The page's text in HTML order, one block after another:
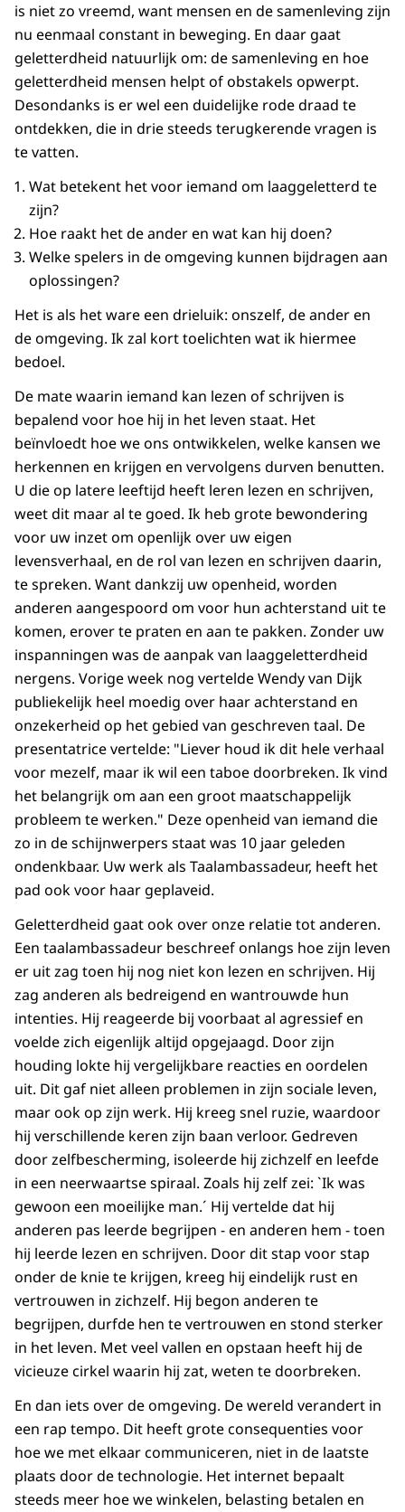
is niet zo vreemd, want mensen en de samenleving zijn
nu eenmaal constant in beweging. En daar gaat
geletterdheid natuurlijk om: de samenleving en hoe
geletterdheid mensen helpt of obstakels opwerpt.
Desondanks is er wel een duidelijke rode draad te
ontdekken, die in drie steeds terugkerende vragen is
te vatten.
Wat betekent het voor iemand om laaggeletterd te
zijn?
Hoe raakt het de ander en wat kan hij doen?
Welke spelers in de omgeving kunnen bijdragen aan
oplossingen?
Het is als het ware een drieluik: onszelf, de ander en
de omgeving. Ik zal kort toelichten wat ik hiermee
bedoel.
De mate waarin iemand kan lezen of schrijven is
bepalend voor hoe hij in het leven staat. Het
beïnvloedt hoe we ons ontwikkelen, welke kansen we
herkennen en krijgen en vervolgens durven benutten.
U die op latere leeftijd heeft leren lezen en schrijven,
weet dit maar al te goed. Ik heb grote bewondering
voor uw inzet om openlijk over uw eigen
levensverhaal, en de rol van lezen en schrijven daarin,
te spreken. Want dankzij uw openheid, worden
anderen aangespoord om voor hun achterstand uit te
komen, erover te praten en aan te pakken. Zonder uw
inspanningen was de aanpak van laaggeletterdheid
nergens. Vorige week nog vertelde Wendy van Dijk
publiekelijk heel moedig over haar achterstand en
onzekerheid op het gebied van geschreven taal. De
presentatrice vertelde: "Liever houd ik dit hele verhaal
voor mezelf, maar ik wil een taboe doorbreken. Ik vind
het belangrijk om aan een groot maatschappelijk
probleem te werken." Deze openheid van iemand die
zo in de schijnwerpers staat was 10 jaar geleden
ondenkbaar. Uw werk als Taalambassadeur, heeft het
pad ook voor haar geplaveid.
Geletterdheid gaat ook over onze relatie tot anderen.
Een taalambassadeur beschreef onlangs hoe zijn leven
er uit zag toen hij nog niet kon lezen en schrijven. Hij
zag anderen als bedreigend en wantrouwde hun
intenties. Hij reageerde bij voorbaat al agressief en
voelde zich eigenlijk altijd opgejaagd. Door zijn
houding lokte hij vergelijkbare reacties en oordelen
uit. Dit gaf niet alleen problemen in zijn sociale leven,
maar ook op zijn werk. Hij kreeg snel ruzie, waardoor
hij verschillende keren zijn baan verloor. Gedreven
door zelfbescherming, isoleerde hij zichzelf en leefde
in een neerwaartse spiraal. Zoals hij zelf zei: `Ik was
gewoon een moeilijke man.´ Hij vertelde dat hij
anderen pas leerde begrijpen - en anderen hem - toen
hij leerde lezen en schrijven. Door dit stap voor stap
onder de knie te krijgen, kreeg hij eindelijk rust en
vertrouwen in zichzelf. Hij begon anderen te
begrijpen, durfde hen te vertrouwen en stond sterker
in het leven. Met veel vallen en opstaan heeft hij de
vicieuze cirkel waarin hij zat, weten te doorbreken.
En dan iets over de omgeving. De wereld verandert in
een rap tempo. Dit heeft grote consequenties voor
hoe we met elkaar communiceren, niet in de laatste
plaats door de technologie. Het internet bepaalt
steeds meer hoe we winkelen, belasting betalen en